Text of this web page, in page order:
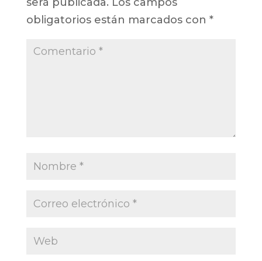
obligatorios están marcados con *